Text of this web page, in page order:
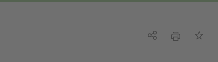
Del tryk Tilføj